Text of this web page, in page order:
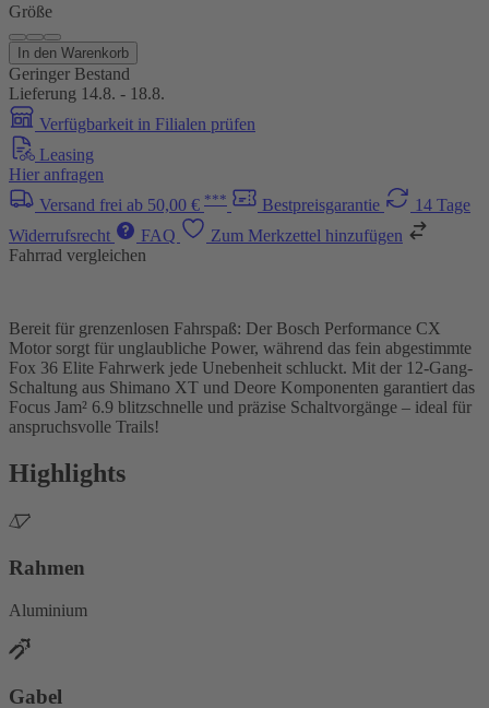
Größe
In den Warenkorb
Geringer Bestand
Lieferung 14.8. - 18.8.
Verfügbarkeit in Filialen prüfen
Leasing
Hier anfragen
Versand frei ab 50,00 € *** Bestpreisgarantie
14 Tage
Widerrufsrecht
FAQ
Zum Merkzettel hinzufügen
Fahrrad vergleichen
Bereit für grenzenlosen Fahrspaß: Der Bosch Performance CX
Motor sorgt für unglaubliche Power, während das fein abgestimmte
Fox 36 Elite Fahrwerk jede Unebenheit schluckt. Mit der 12-Gang-
Schaltung aus Shimano XT und Deore Komponenten garantiert das
Focus Jam² 6.9 blitzschnelle und präzise Schaltvorgänge – ideal für
anspruchsvolle Trails!
Highlights
Rahmen
Aluminium
Gabel